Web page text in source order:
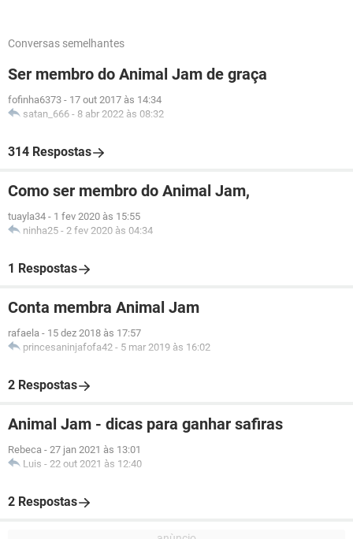
Conversas semelhantes
Ser membro do Animal Jam de graça
fofinha6373 - 17 out 2017 às 14:34
satan_666 - 8 abr 2022 às 08:32
314 Respostas
Como ser membro do Animal Jam,
tuayla34 - 1 fev 2020 às 15:55
ninha25 - 2 fev 2020 às 04:34
1 Respostas
Conta membra Animal Jam
rafaela - 15 dez 2018 às 17:57
princesaninjafofa42 - 5 mar 2019 às 16:02
2 Respostas
Animal Jam - dicas para ganhar safiras
Rebeca - 27 jan 2021 às 13:01
Luis - 22 out 2021 às 12:40
2 Respostas